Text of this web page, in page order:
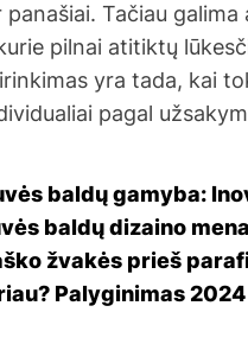
panašiai. Tačiau
pilnai atitiktų
yra tada, kai
pagal
baldų gamyba:
baldų dizaino
žvakės prieš
Palyginimas 2024